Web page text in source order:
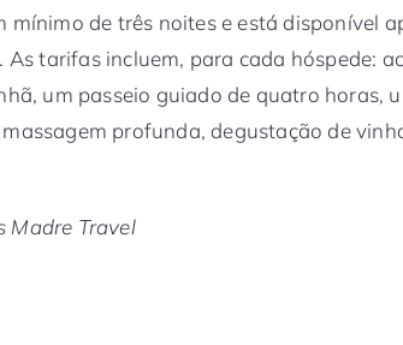
mínimo de três noites e está disponível
As tarifas incluem, para cada hóspede:
um passeio guiado de quatro horas,
profunda, degustação de
Madre Travel